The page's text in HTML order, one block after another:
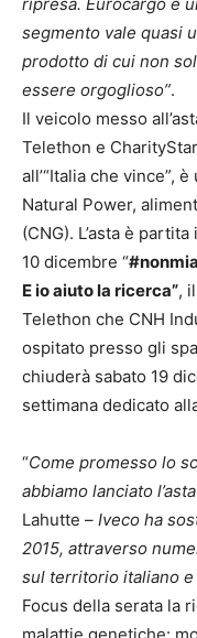
segmento vale quasi
prodotto di cui non
essere orgoglioso”.
Il veicolo messo
Telethon e
all’“Italia che vince”,
Natural Power,
(CNG). L’asta è
10 dicembre “
E io aiuto la ricerca”,
Telethon che CNH
ospitato presso gli
chiuderà sabato 19
settimana dedicato
“Come promesso lo
abbiamo lanciato
Lahutte – Iveco ha
2015, attraverso
sul territorio italiano
Focus della serata la